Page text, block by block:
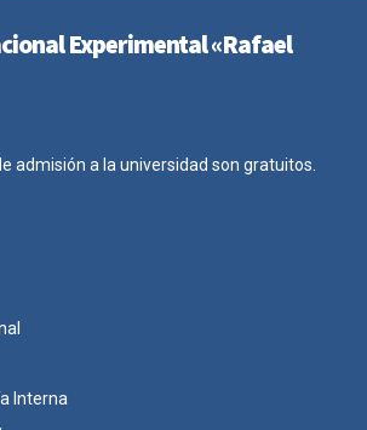
Experimental «Rafael
admisión a la universidad son gratuitos.
Interna